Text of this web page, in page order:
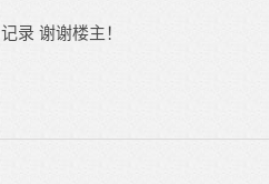
记录 谢谢楼主！